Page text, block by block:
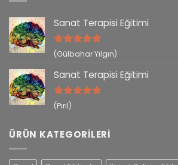
Sanat Terapisi Eğitimi
5 üzerinden
(Gülbahar Yılgın)
Sanat Terapisi Eğitimi
5 üzerinden
(Pırıl)
ÜRÜN KATEGORILERI